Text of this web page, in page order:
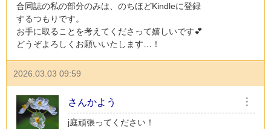
合同誌の私の部分のみは、のちほどKindleに登録
するつもりです。
お手に取ることを考えてくださって嬉しいです💕
どうぞよろしくお願いいたします…！
2026.03.03 09:59
さんかよう ︙
j庭頑張ってください！